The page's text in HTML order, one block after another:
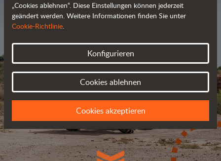
Datenblätter
„Cookies ablehnen“. Diese Einstellungen können jederzeit
geändert werden. Weitere Informationen finden Sie unter
Cookie-Richtlinie.
Konfigurieren
Cookies ablehnen
Cookies akzeptieren